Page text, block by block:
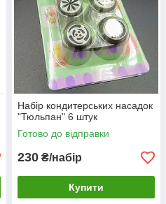
Набір кондитерських насадок
"Тюльпан" 6 штук
Готово до відправки
230 ₴/набір
Купити